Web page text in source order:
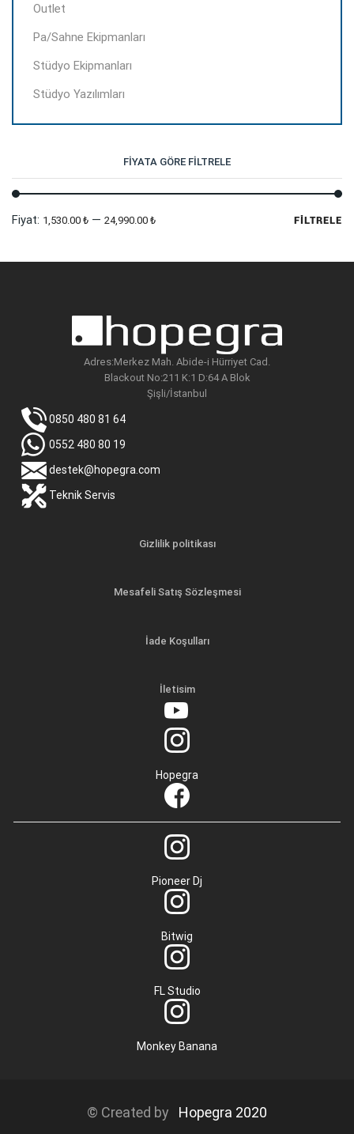
Outlet
Pa/Sahne Ekipmanları
Stüdyo Ekipmanları
Stüdyo Yazılımları
FIYATA GÖRE FILTRELE
En
En
FILTRELE
Fiyat: 1,530.00 ₺ — 24,990.00 ₺
Adres:Merkez Mah. Abide-i Hürriyet Cad.
Blackout No:211 K:1 D:64 A Blok
Şişli/İstanbul
0850 480 81 64
0552 480 80 19
destek@hopegra.com
Teknik Servis
Gizlilik politikası
Mesafeli Satış Sözleşmesi
İade Koşulları
İletisim
Hopegra
Pioneer Dj
Bitwig
FL Studio
Monkey Banana
© Created by Hopegra 2020